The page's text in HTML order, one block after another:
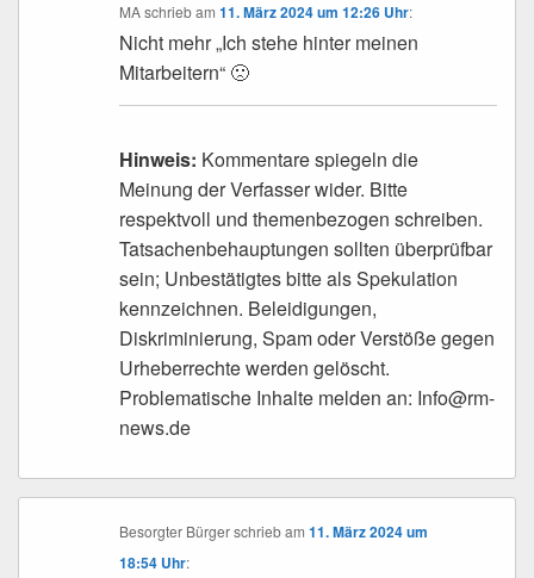
MA schriebam11. März 2024 um 12:26 Uhr:
Nicht mehr „Ich stehe hinter meinen
Mitarbeitern“ 🙁
Hinweis: Kommentare spiegeln die
Meinung der Verfasser wider. Bitte
respektvoll und themenbezogen schreiben.
Tatsachenbehauptungen sollten überprüfbar
sein; Unbestätigtes bitte als Spekulation
kennzeichnen. Beleidigungen,
Diskriminierung, Spam oder Verstöße gegen
Urheberrechte werden gelöscht.
Problematische Inhalte melden an: Info@rm-
news.de
Besorgter Bürger schriebam11. März 2024 um
18:54 Uhr: